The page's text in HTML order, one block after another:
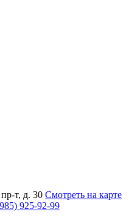
т, д. 30 Смотреть на карте
925-92-99